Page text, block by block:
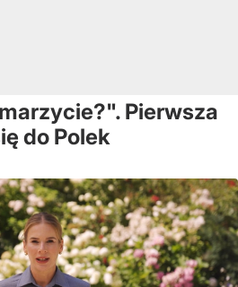
Pierwsza
do Polek